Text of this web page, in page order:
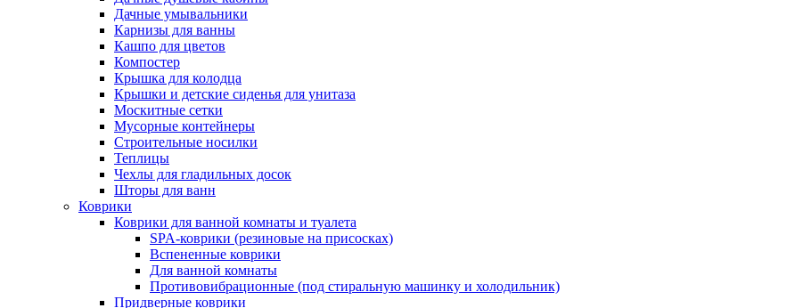
Дачные умывальники
Карнизы для ванны
Кашпо для цветов
Компостер
Крышка для колодца
Крышки и детские сиденья для унитаза
Москитные сетки
Мусорные контейнеры
Строительные носилки
Теплицы
Чехлы для гладильных досок
Шторы для ванн
Коврики
Коврики для ванной комнаты и туалета
SPA-коврики (резиновые на присосках)
Вспененные коврики
Для ванной комнаты
Противовибрационные (под стиральную машинку и холодильник)
Придверные коврики